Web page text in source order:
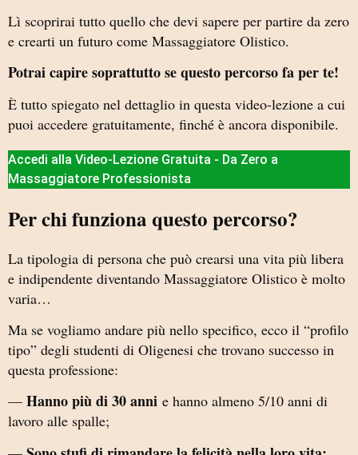
Lì scoprirai tutto quello che devi sapere per partire da zero
e crearti un futuro come Massaggiatore Olistico.
Potrai capire soprattutto se questo percorso fa per te!
È tutto spiegato nel dettaglio in questa video-lezione a cui
puoi accedere gratuitamente, finché è ancora disponibile.
Accedi alla Video-Lezione Gratuita - Da Zero a
Massaggiatore Professionista
Per chi funziona questo percorso?
La tipologia di persona che può crearsi una vita più libera
e indipendente diventando Massaggiatore Olistico è molto
varia…
Ma se vogliamo andare più nello specifico, ecco il “profilo
tipo” degli studenti di Oligenesi che trovano successo in
questa professione:
— Hanno più di 30 anni e hanno almeno 5/10 anni di
lavoro alle spalle;